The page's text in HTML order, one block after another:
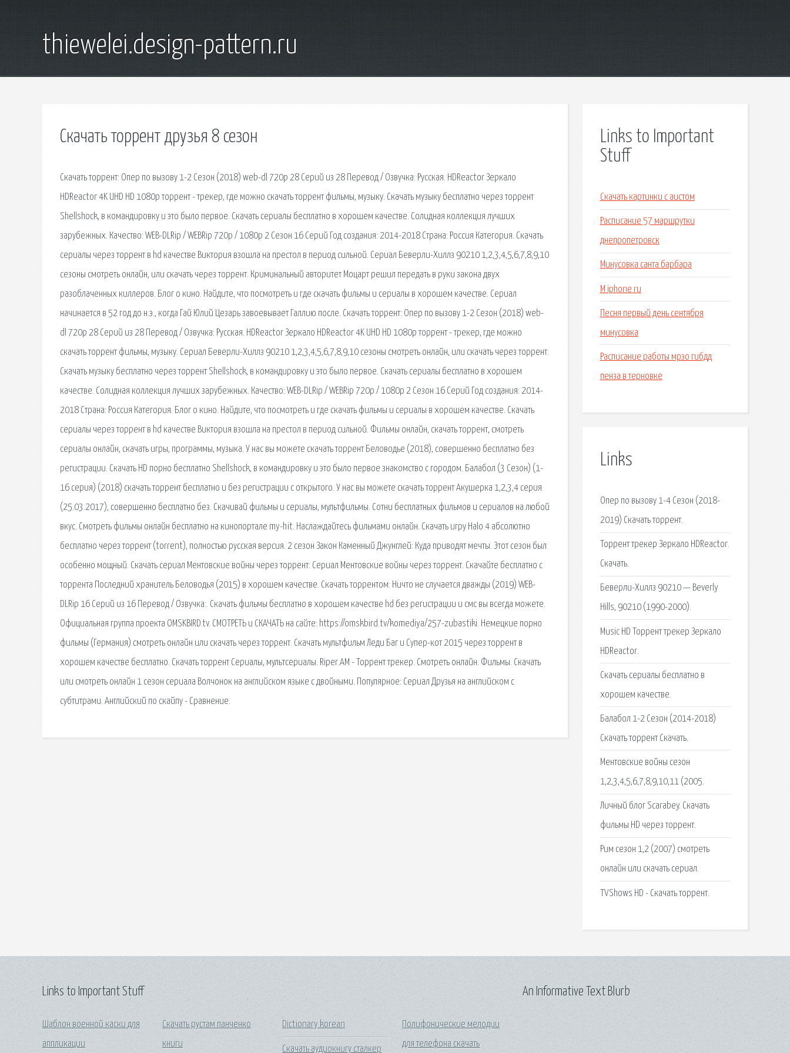
thiewelei.design-pattern.ru
Скачать торрент друзья 8 сезон
Скачать торрент: Опер по вызову 1-2 Сезон (2018) web-dl 720p 28 Серий из 28 Перевод / Озвучка: Русская. HDReactor Зеркало
HDReactor 4K UHD HD 1080p торрент - трекер, где можно скачать торрент фильмы, музыку. Скачать музыку бесплатно через торрент
Shellshock, в командировку и это было первое. Скачать сериалы бесплатно в хорошем качестве. Солидная коллекция лучших
зарубежных. Качество: WEB-DLRip / WEBRip 720p / 1080p 2 Сезон 16 Серий Год создания: 2014-2018 Страна: Россия Категория. Скачать
сериалы через торрент в hd качестве Виктория взошла на престол в период сильной. Сериал Беверли-Хиллз 90210 1,2,3,4,5,6,7,8,9,10
сезоны смотреть онлайн, или скачать через торрент. Криминальный авторитет Моцарт решил передать в руки закона двух
разоблаченных киллеров. Блог о кино. Найдите, что посмотреть и где скачать фильмы и сериалы в хорошем качестве. Сериал
начинается в 52 год до н.э., когда Гай Юлий Цезарь завоевывает Галлию после. Скачать торрент: Опер по вызову 1-2 Сезон (2018) web-
dl 720p 28 Серий из 28 Перевод / Озвучка: Русская. HDReactor Зеркало HDReactor 4K UHD HD 1080p торрент - трекер, где можно
скачать торрент фильмы, музыку. Сериал Беверли-Хиллз 90210 1,2,3,4,5,6,7,8,9,10 сезоны смотреть онлайн, или скачать через торрент.
Скачать музыку бесплатно через торрент Shellshock, в командировку и это было первое. Скачать сериалы бесплатно в хорошем
качестве. Солидная коллекция лучших зарубежных. Качество: WEB-DLRip / WEBRip 720p / 1080p 2 Сезон 16 Серий Год создания: 2014-
2018 Страна: Россия Категория. Блог о кино. Найдите, что посмотреть и где скачать фильмы и сериалы в хорошем качестве. Скачать
сериалы через торрент в hd качестве Виктория взошла на престол в период сильной. Фильмы онлайн, скачать торрент, смотреть
сериалы онлайн, скачать игры, программы, музыка. У нас вы можете скачать торрент Беловодье (2018), совершенно бесплатно без
регистрации. Скачать HD порно бесплатно Shellshock, в командировку и это было первое знакомство с городом. Балабол (3 Сезон) (1-
16 серия) (2018) скачать торрент бесплатно и без регистрации с открытого. У нас вы можете скачать торрент Акушерка 1,2,3,4 серия
(25.03.2017), совершенно бесплатно без. Скачивай фильмы и сериалы, мультфильмы. Сотни бесплатных фильмов и сериалов на любой
вкус. Смотреть фильмы онлайн бесплатно на кинопортале my-hit. Наслаждайтесь фильмами онлайн. Скачать игру Halo 4 абсолютно
бесплатно через торрент (torrent), полностью русская версия. 2 сезон Закон Каменный Джунглей: Куда приводят мечты. Этот сезон был
особенно мощный. Скачать сериал Ментовские войны через торрент: Сериал Ментовские войны через торрент. Скачайте бесплатно с
торрента Последний хранитель Беловодья (2015) в хорошем качестве. Скачать торрентом: Ничто не случается дважды (2019) WEB-
DLRip 16 Серий из 16 Перевод / Озвучка:. Скачать фильмы бесплатно в хорошем качестве hd без регистрации и смс вы всегда можете.
Официальная группа проекта OMSKBIRD.tv. СМОТРЕТЬ и СКАЧАТЬ на сайте: https://omskbird.tv/komediya/257-zubastiki. Немецкие порно
фильмы (Германия) смотреть онлайн или скачать через торрент. Скачать мультфильм Леди Баг и Супер-кот 2015 через торрент в
хорошем качестве бесплатно. Скачать торрент Сериалы, мультсериалы. Riper.AM - Торрент трекер. Смотреть онлайн. Фильмы. Скачать
или смотреть онлайн 1 сезон сериала Волчонок на английском языке с двойными. Популярное: Сериал Друзья на английском с
субтитрами. Английский по скайпу - Сравнение.
Links to Important
Stuff
Скачать картинки с аистом
Расписание 57 маршрутки
днепропетровск
Минусовка санта барбара
M iphone ru
Песня первый день сентября
минусовка
Расписание работы мрэо гибдд
пенза в терновке
Links
Опер по вызову 1-4 Сезон (2018-
2019) Скачать торрент.
Торрент трекер Зеркало HDReactor.
Скачать.
Беверли-Хиллз 90210 — Beverly
Hills, 90210 (1990-2000).
Music HD Торрент трекер Зеркало
HDReactor.
Скачать сериалы бесплатно в
хорошем качестве.
Балабол 1-2 Сезон (2014-2018)
Скачать торрент Скачать.
Ментовские войны сезон
1,2,3,4,5,6,7,8,9,10,11 (2005.
Личный блог Scarabey. Скачать
фильмы HD через торрент.
Рим сезон 1,2 (2007) смотреть
онлайн или скачать сериал.
TVShows HD - Скачать торрент.
Links to Important Stuff
Шаблон военной каски для
аппликации
Скачать рустам панченко
книги
Dictionary korean
Скачать аудиокнигу сталкер
Полифонические мелодии
для телефона скачать
An Informative Text Blurb